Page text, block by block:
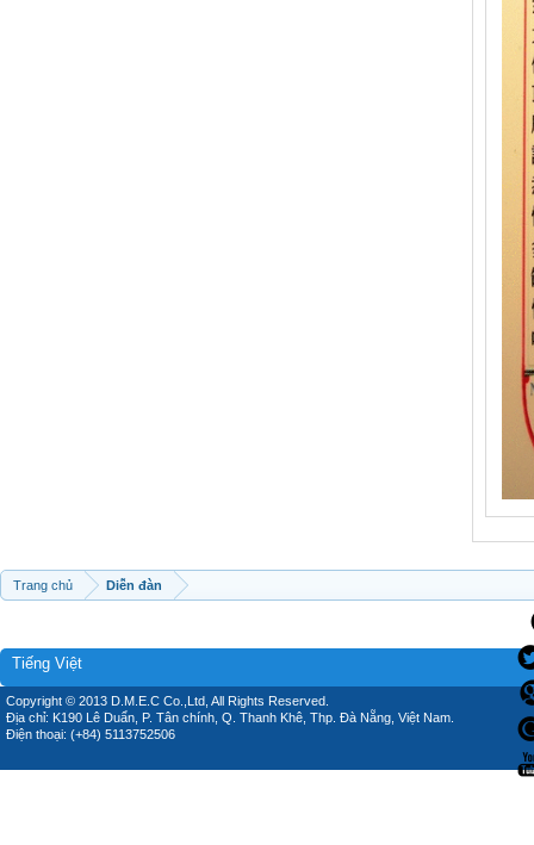
Trang chủ Diễn đàn
Tiếng Việt
Copyright © 2013 D.M.E.C Co.,Ltd, All Rights Reserved.
Địa chỉ: K190 Lê Duẩn, P. Tân chính, Q. Thanh Khê, Thp. Đà Nẵng, Việt Nam.
Điện thoại: (+84) 5113752506